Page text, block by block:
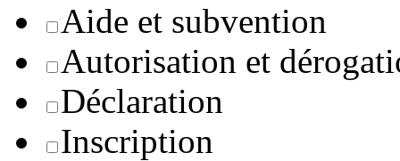
Aide et subvention
Autorisation et
Déclaration
Inscription